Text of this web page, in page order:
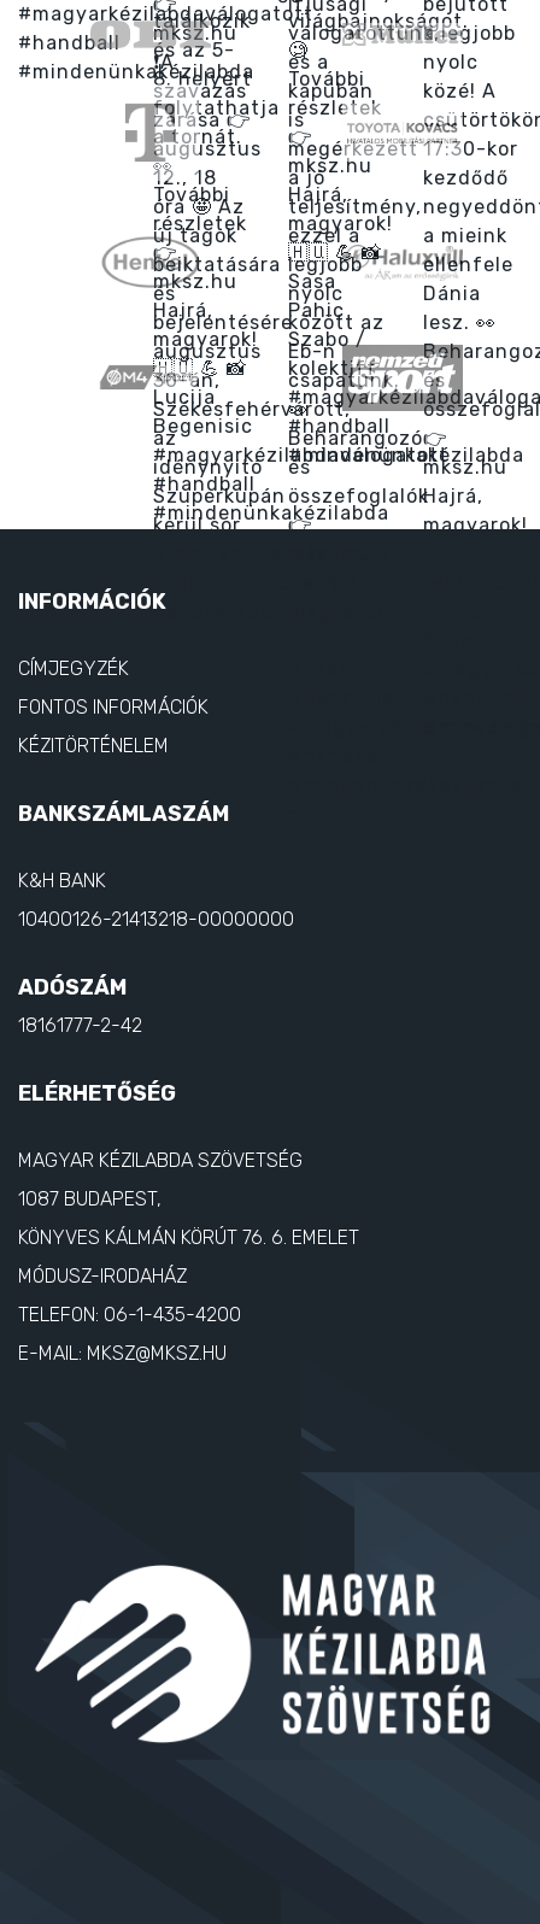
INFORMÁCIÓK
CÍMJEGYZÉK
FONTOS INFORMÁCIÓK
KÉZITÖRTÉNELEM
BANKSZÁMLASZÁM
K&H BANK
10400126-21413218-00000000
ADÓSZÁM
18161777-2-42
ELÉRHETŐSÉG
MAGYAR KÉZILABDA SZÖVETSÉG
1087 BUDAPEST,
KÖNYVES KÁLMÁN KÖRÚT 76. 6. EMELET
MÓDUSZ-IRODAHÁZ
TELEFON: 06-1-435-4200
E-MAIL: MKSZ@MKSZ.HU